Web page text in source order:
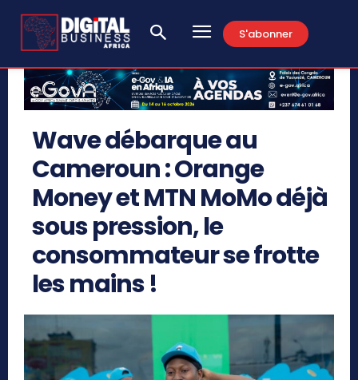
S'abonner
Wave débarque au
Cameroun : Orange
Money et MTN MoMo déjà
sous pression, le
consommateur se frotte
les mains !